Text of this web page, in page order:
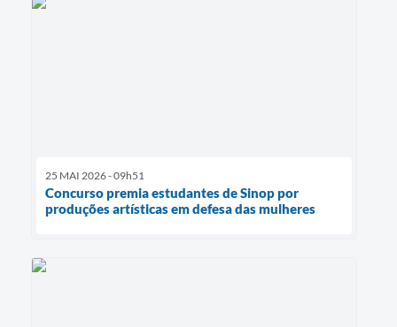
25 MAI 2026 - 09h51
Concurso premia estudantes de Sinop por
produções artísticas em defesa das mulheres